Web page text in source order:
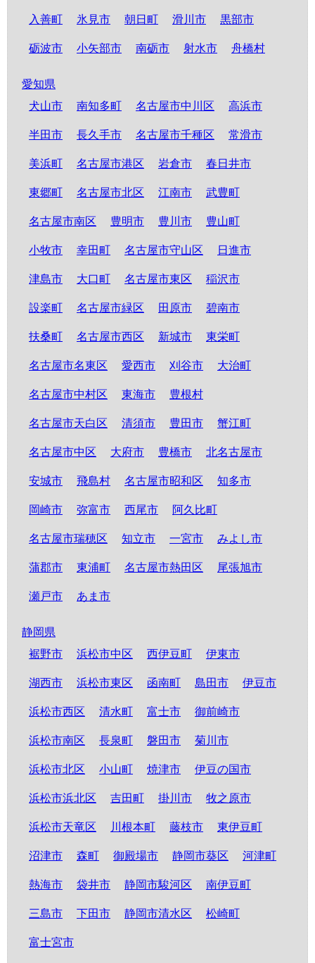
入善町 氷見市 朝日町 滑川市 黒部市
砺波市 小矢部市 南砺市 射水市 舟橋村
愛知県
犬山市
南知多町 名古屋市中川区 高浜市
半田市 長久手市 名古屋市千種区 常滑市
美浜町 名古屋市港区 岩倉市 春日井市
東郷町 名古屋市北区 江南市 武豊町
名古屋市南区 豊明市 豊川市 豊山町
小牧市 幸田町 名古屋市守山区 日進市
津島市 大口町 名古屋市東区 稲沢市
設楽町 名古屋市緑区 田原市 碧南市
扶桑町 名古屋市西区 新城市 東栄町
名古屋市名東区 愛西市 刈谷市 大治町
名古屋市中村区 東海市 豊根村
名古屋市天白区 清須市 豊田市 蟹江町
名古屋市中区 大府市 豊橋市 北名古屋市
安城市 飛島村 名古屋市昭和区 知多市
岡崎市 弥富市 西尾市 阿久比町
名古屋市瑞穂区 知立市 一宮市 みよし市
蒲郡市 東浦町 名古屋市熱田区 尾張旭市
瀬戸市 あま市
静岡県
裾野市
浜松市中区 西伊豆町 伊東市
湖西市 浜松市東区 函南町 島田市 伊豆市
浜松市西区 清水町 富士市 御前崎市
浜松市南区 長泉町 磐田市 菊川市
浜松市北区 小山町 焼津市 伊豆の国市
浜松市浜北区 吉田町 掛川市 牧之原市
浜松市天竜区 川根本町 藤枝市 東伊豆町
沼津市 森町 御殿場市 静岡市葵区 河津町
熱海市 袋井市 静岡市駿河区 南伊豆町
三島市 下田市 静岡市清水区 松崎町
富士宮市